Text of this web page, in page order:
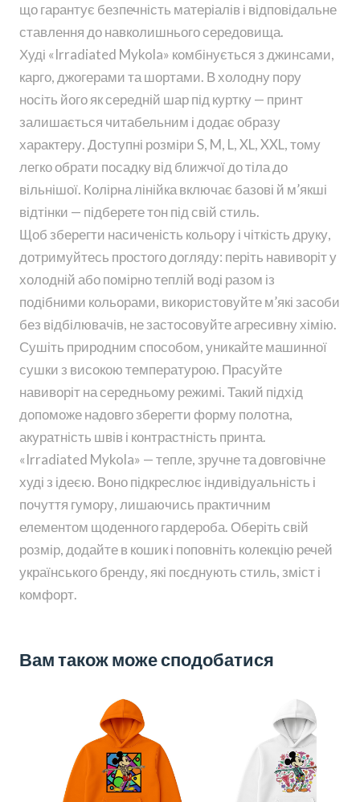
що гарантує безпечність матеріалів і відповідальне
ставлення до навколишнього середовища.
Худі «Irradiated Mykola» комбінується з джинсами,
карго, джогерами та шортами. В холодну пору
носіть його як середній шар під куртку — принт
залишається читабельним і додає образу
характеру. Доступні розміри S, M, L, XL, XXL, тому
легко обрати посадку від ближчої до тіла до
вільнішої. Колірна лінійка включає базові й м’якші
відтінки — підберете тон під свій стиль.
Щоб зберегти насиченість кольору і чіткість друку,
дотримуйтесь простого догляду: періть навиворіт у
холодній або помірно теплій воді разом із
подібними кольорами, використовуйте м’які засоби
без відбілювачів, не застосовуйте агресивну хімію.
Сушіть природним способом, уникайте машинної
сушки з високою температурою. Прасуйте
навиворіт на середньому режимі. Такий підхід
допоможе надовго зберегти форму полотна,
акуратність швів і контрастність принта.
«Irradiated Mykola» — тепле, зручне та довговічне
худі з ідеєю. Воно підкреслює індивідуальність і
почуття гумору, лишаючись практичним
елементом щоденного гардероба. Оберіть свій
розмір, додайте в кошик і поповніть колекцію речей
українського бренду, які поєднують стиль, зміст і
комфорт.
Вам також може сподобатися